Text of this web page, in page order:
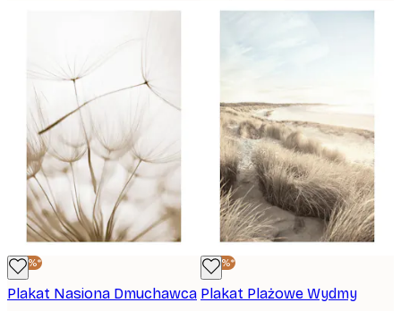
-40%*
Plakat Nasiona Dmuchawca
-40%*
Plakat Plażowe Wydmy